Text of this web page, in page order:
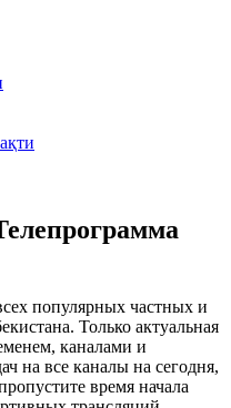
популярных частных и
Только актуальная
каналами и
на все каналы на сегодня,
время начала